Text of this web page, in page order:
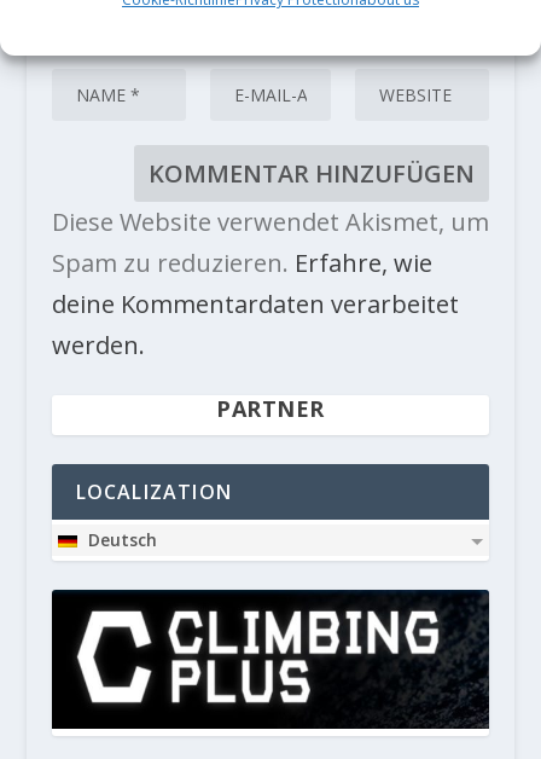
Diese Website verwendet Akismet, um
Spam zu reduzieren. Erfahre, wie
deine Kommentardaten verarbeitet
werden.
PARTNER
LOCALIZATION
Deutsch